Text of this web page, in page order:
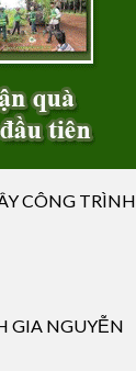
CÔNG TRÌNH
GIA NGUYỄN